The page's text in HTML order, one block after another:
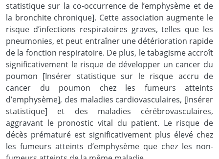
statistique sur la co-occurrence de l’emphysème et de
la bronchite chronique]. Cette association augmente le
risque d’infections respiratoires graves, telles que les
pneumonies, et peut entraîner une détérioration rapide
de la fonction respiratoire. De plus, le tabagisme accroît
significativement le risque de développer un cancer du
poumon [Insérer statistique sur le risque accru de
cancer du poumon chez les fumeurs atteints
d’emphysème], des maladies cardiovasculaires, [Insérer
statistique] et des maladies cérébrovasculaires,
aggravant le pronostic vital du patient. Le risque de
décès prématuré est significativement plus élevé chez
les fumeurs atteints d’emphysème que chez les non-